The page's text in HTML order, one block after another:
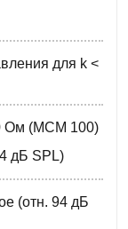
для k <
Ом (MCM 100)
дБ SPL)
(отн. 94 дБ